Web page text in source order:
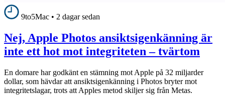
9to5Mac • 2 dagar sedan
Nej, Apple Photos ansiktsigenkänning är
inte ett hot mot integriteten – tvärtom
En domare har godkänt en stämning mot Apple på 32 miljarder
dollar, som hävdar att ansiktsigenkänning i Photos bryter mot
integritetslagar, trots att Apples metod skiljer sig från Metas.